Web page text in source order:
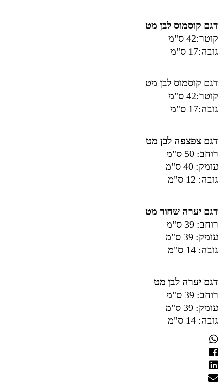
דגם קוסמוס לבן מט
קוטר:42 ס"מ
גובה:17 ס"מ
דגם קוסמוס לבן מט
קוטר:42 ס"מ
גובה:17 ס"מ
דגם צפצפה לבן מט
רוחב: 50 ס"מ
עומק: 40 ס"מ
גובה: 12 ס"מ
דגם יערה שחור מט
רוחב: 39 ס"מ
עומק: 39 ס"מ
גובה: 14 ס"מ
דגם יערה לבן מט
רוחב: 39 ס"מ
עומק: 39 ס"מ
גובה: 14 ס"מ